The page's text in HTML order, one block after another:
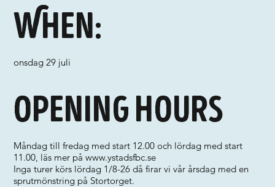
When:
onsdag 29 juli
Opening hours
Måndag till fredag med start 12.00 och lördag med start
11.00, läs mer påwww.ystadsfbc.se
Inga turer körs lördag 1/8-26 då firar vi vår årsdag med en
sprutmönstring på Stortorget.